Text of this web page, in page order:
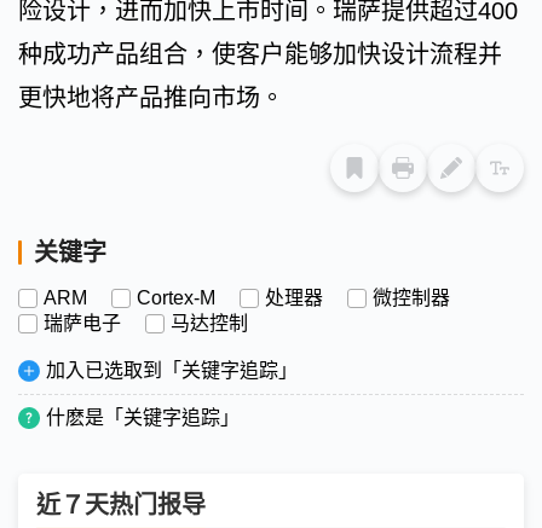
险设计，进而加快上市时间。瑞萨提供超过400
种成功产品组合，使客户能够加快设计流程并
更快地将产品推向市场。
关键字
ARM Cortex-M 处理器
微控制器
瑞萨电子
马达控制
加入已选取到「关键字追踪」
什麽是「关键字追踪」
近７天热门报导